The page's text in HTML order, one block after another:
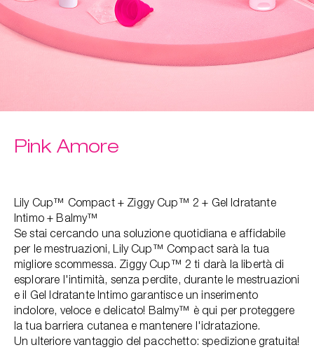
Pink Amore
Lily Cup™ Compact + Ziggy Cup™ 2 + Gel Idratante
Intimo + Balmy™
Se stai cercando una soluzione quotidiana e affidabile
per le mestruazioni, Lily Cup™ Compact sarà la tua
migliore scommessa. Ziggy Cup™ 2 ti darà la libertà di
esplorare l'intimità, senza perdite, durante le mestruazioni
e il Gel Idratante Intimo garantisce un inserimento
indolore, veloce e delicato! Balmy™ è qui per proteggere
la tua barriera cutanea e mantenere l'idratazione.
Un ulteriore vantaggio del pacchetto: spedizione gratuita!